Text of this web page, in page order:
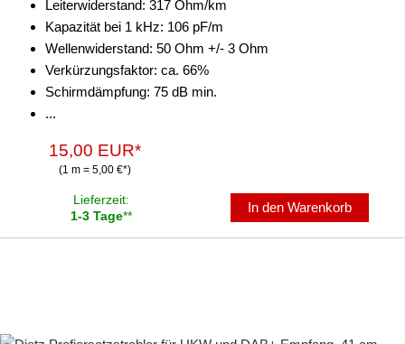
Leiterwiderstand: 317 Ohm/km
Kapazität bei 1 kHz: 106 pF/m
Wellenwiderstand: 50 Ohm +/- 3 Ohm
Verkürzungsfaktor: ca. 66%
Schirmdämpfung: 75 dB min.
...
15,00 EUR*
(1 m = 5,00 €*)
Lieferzeit:
1-3 Tage**
In den Warenkorb